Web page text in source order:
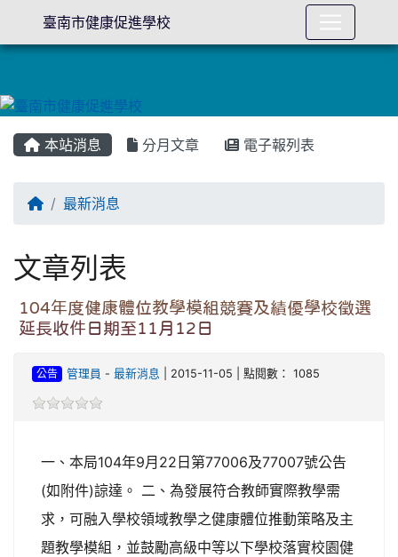
本站消息 分月文章 電子報列表
回首頁最新消息
文章列表
104年度健康體位教學模組競賽及績優學校徵選
延長收件日期至11月12日
公告 管理員 - 最新消息 | 2015-11-05 | 點閱數： 1085
一、本局104年9月22日第77006及77007號公告
(如附件)諒達。 二、為發展符合教師實際教學需
求，可融入學校領域教學之健康體位推動策略及主
題教學模組，並鼓勵高級中等以下學校落實校園健
臺南市健康促進學校